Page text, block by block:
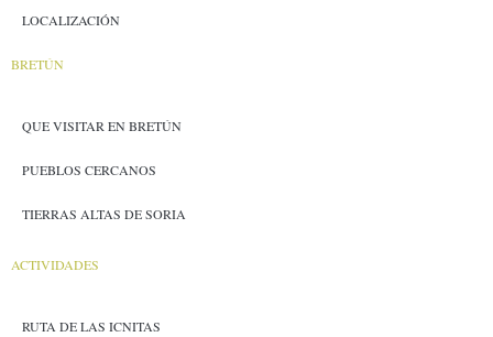
LOCALIZACIÓN
BRETÚN
QUE VISITAR EN BRETÚN
PUEBLOS CERCANOS
TIERRAS ALTAS DE SORIA
ACTIVIDADES
RUTA DE LAS ICNITAS